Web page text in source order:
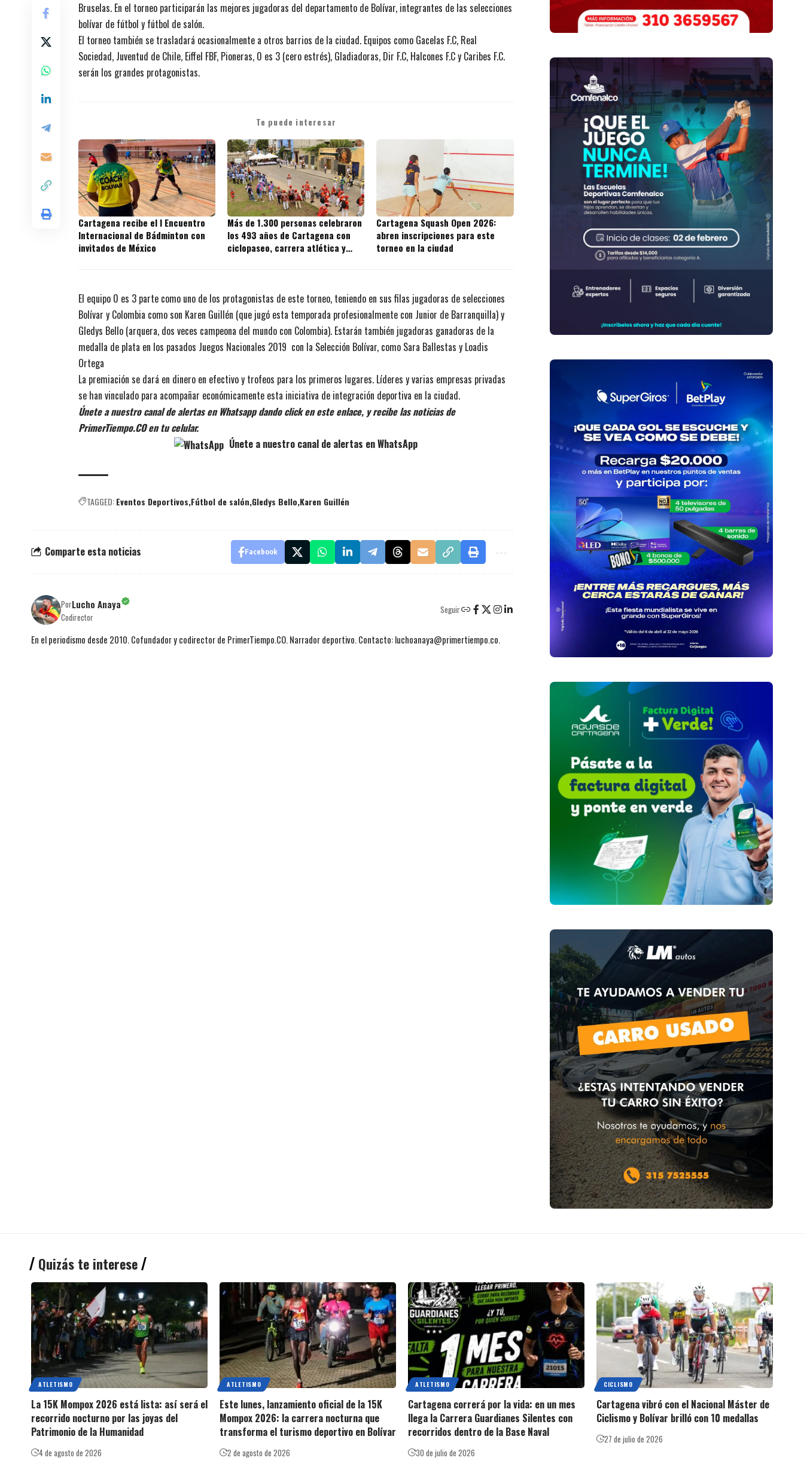
Bruselas. En el torneo participarán las mejores jugadoras del departamento de Bolívar, integrantes de las selecciones
bolívar de fútbol y fútbol de salón.
El torneo también se trasladará ocasionalmente a otros barrios de la ciudad. Equipos como Gacelas F.C, Real
Sociedad, Juventud de Chile, Eiffel FBF, Pioneras, 0 es 3 (cero estrés), Gladiadoras, Dir F.C, Halcones F.C y Caribes F.C.
serán los grandes protagonistas.
Te puede interesar
Cartagena recibe el I Encuentro
Internacional de Bádminton con
invitados de México
Más de 1.300 personas celebraron
los 493 años de Cartagena con
ciclopaseo, carrera atlética y
Cartagena Squash Open 2026:
abren inscripciones para este
torneo en la ciudad
El equipo 0 es 3 parte como uno de los protagonistas de este torneo, teniendo en sus filas jugadoras de selecciones
Bolívar y Colombia como son Karen Guillén (que jugó esta temporada profesionalmente con Junior de Barranquilla) y
Gledys Bello (arquera, dos veces campeona del mundo con Colombia). Estarán también jugadoras ganadoras de la
medalla de plata en los pasados Juegos Nacionales 2019 con la Selección Bolívar, como Sara Ballestas y Loadis
Ortega
La premiación se dará en dinero en efectivo y trofeos para los primeros lugares. Líderes y varias empresas privadas
se han vinculado para acompañar económicamente esta iniciativa de integración deportiva en la ciudad.
Únete a nuestro canal de alertas en Whatsapp dando click en este enlace, y recibe las noticias de
PrimerTiempo.CO en tu celular.
Únete a nuestro canal de alertas en WhatsApp
TAGGED:Eventos Deportivos Fútbol de salón Gledys Bello Karen Guillén
Comparte esta noticias Facebook
PorLucho Anaya
Codirector
Seguir
En el periodismo desde 2010. Cofundador y codirector de PrimerTiempo.CO. Narrador deportivo. Contacto: luchoanaya@primertiempo.co.
Quizás te interese
ATLETISMO
La 15K Mompox 2026 está lista: así será el
recorrido nocturno por las joyas del
Patrimonio de la Humanidad
4 de agosto de 2026
ATLETISMO
Este lunes, lanzamiento oficial de la 15K
Mompox 2026: la carrera nocturna que
transforma el turismo deportivo en Bolívar
2 de agosto de 2026
ATLETISMO
Cartagena correrá por la vida: en un mes
llega la Carrera Guardianes Silentes con
recorridos dentro de la Base Naval
30 de julio de 2026
CICLISMO
Cartagena vibró con el Nacional Máster de
Ciclismo y Bolívar brilló con 10 medallas
27 de julio de 2026